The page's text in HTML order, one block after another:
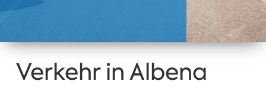
Verkehr in Albena